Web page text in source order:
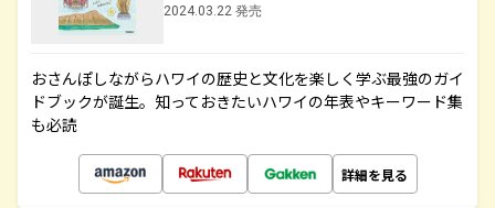
2024.03.22 発売
おさんぽしながらハワイの歴史と文化を楽しく学ぶ最強のガイ
ドブックが誕生。知っておきたいハワイの年表やキーワード集
も必読
詳細を見る